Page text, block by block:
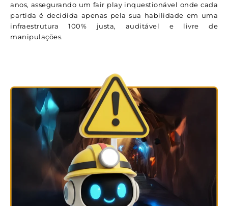
anos, assegurando um fair play inquestionável onde cada
partida é decidida apenas pela sua habilidade em uma
infraestrutura 100% justa, auditável e livre de
manipulações.